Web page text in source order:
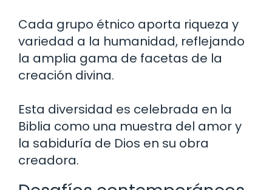
Cada grupo étnico aporta riqueza y
variedad a la humanidad, reflejando
la amplia gama de facetas de la
creación divina.
Esta diversidad es celebrada en la
Biblia como una muestra del amor y
la sabiduría de Dios en su obra
creadora.